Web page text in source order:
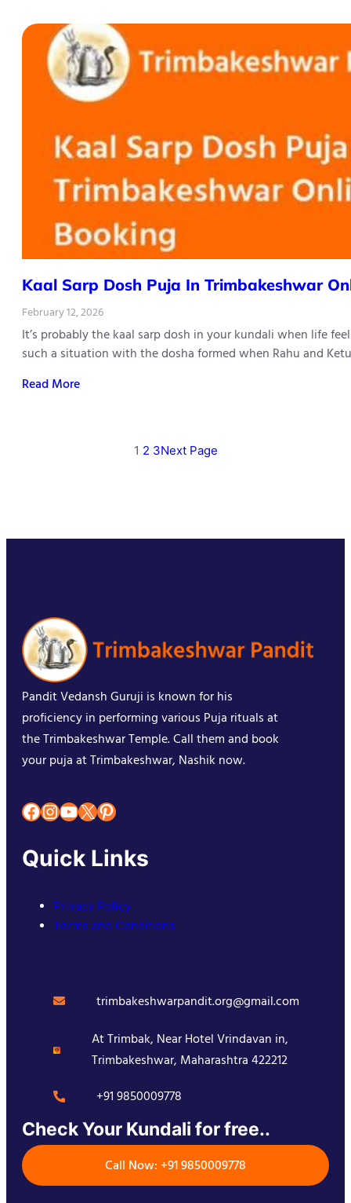
Kaal Sarp Dosh Puja In Trimbakeshwar
February 12, 2026
It’s probably the kaal sarp dosh in your kundali when life
such a situation with the dosha formed when Rahu and
Read More
1 2 3Next Page
Pandit Vedansh Guruji is known for his
proficiency in performing various Puja rituals at
the Trimbakeshwar Temple. Call them and book
your puja at Trimbakeshwar, Nashik now.
Facebook InstagramYouTube X Pinterest
Quick Links
Privacy Policy
Terms and Conditions
trimbakeshwarpandit.org@gmail.com
At Trimbak, Near Hotel Vrindavan in,
Trimbakeshwar, Maharashtra 422212
+91 9850009778
Check Your Kundali for free..
Call Now: +91 9850009778